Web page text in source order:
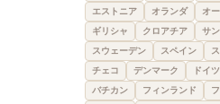
エストニア
オランダ オ
ギリシャ
クロアチア サ
スウェーデン
スペイン
チェコ
デンマーク ドイツ
バチカン
フィンランド